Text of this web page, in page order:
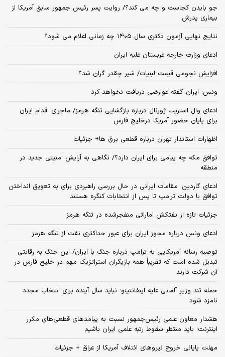
جو بایدن کجاست و چه می کند؟/ روایت پسر رئیس جمهور سابق آمریکا از
بیماری پدرش
نتایج نهایی آزمون دکتری سال ۱۴۰۵ چه زمانی اعلام می شود؟
ادعای وزارت خارجه عربستان علیه ایران
افزایش نجومی قیمت لبنیات/ شیر چقدر گران شد؟
ونس: ایران گفته عوارضی دریافت نخواهد کرد
ادعای وال استریت ژورنال درباره بازگشایی تنگه هرمز/ ماجرای اقدام ایران
برای پایان حضور آمریکا درخلیج فارس
اظهارات استاندار تهران درباره قطعی برق ها+ جزئیات
توافق مکه چه پیامی برای ایران دارد؟/ نگاهی به آرایش امنیتی جدید در
منطقه
ادعای گاردین: مقامات ایرانی در حال بررسی راهبردی برای به تعویق انداختن
توافق با دولت ترامپ تا پس از انتخابات کنگره هستند
جزئیات تازه از نفتکش اماراتی منفجرشده در تنگه هرمز
ادعای ونس درباره مجوز ایران برای عبور حداکثری نفت از تنگه هرمز
توصیه رسانه آمریکایی به ترامپ درباره جنگ با ایران/ این جنگ به رقابتی
تبدیل شده است که تقریباً همه بازیگران استراتژیک مهم در خلیج فارس در
آن شرکت دارند
حمله تند وزیر آلمانی علیه اینفانتینو؛ نباید سال آینده برای انتخاب مجدد
نامزد شود
هشدار معاون علمی رئیس‌جمهور نسبت به پیامدهای قطعی‌های مکرر
اینترنت؛ باید منتظر سقوط رتبه علمی ایران باشیم
مهلت پایانی خروج نیروهای ائتلاف آمریکا از عراق + جزئیات